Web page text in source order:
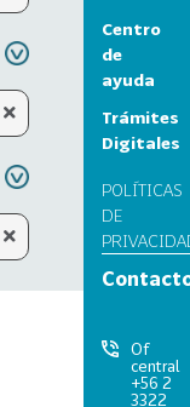
Centro
de
ayuda
Trámites
Digitales
POLÍTICAS
DE
Of
central
+56 2
3322